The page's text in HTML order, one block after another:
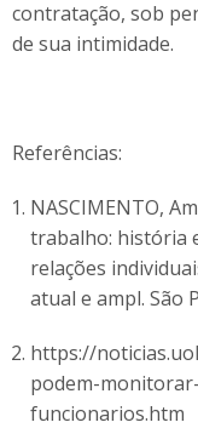
contratação, sob
de sua intimidade.
Referências:
NASCIMENTO,
trabalho: história
relações
atual e ampl. São
https://
podem-
funcionarios.htm